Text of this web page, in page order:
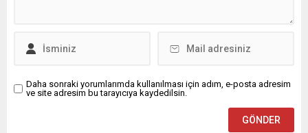
Daha sonraki yorumlarımda kullanılması için adım, e-posta adresim
ve site adresim bu tarayıcıya kaydedilsin.